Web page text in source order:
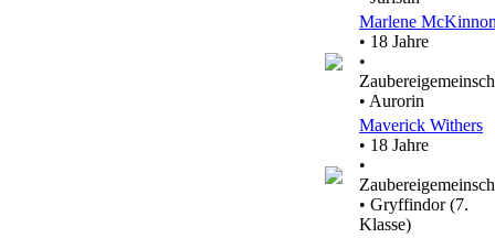
Marlene
• 18 Jahre
•
• Aurorin
Maverick Withers
• 18 Jahre
•
• Gryffindor (7.
Klasse)